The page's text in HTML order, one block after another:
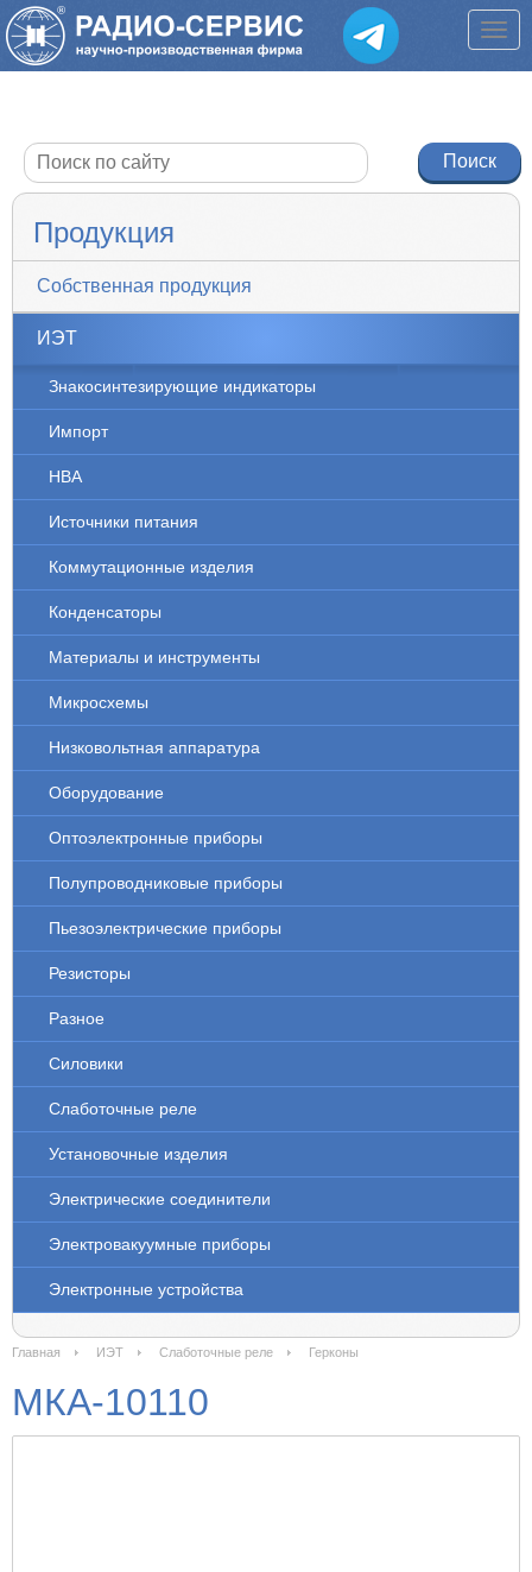
Продукция
Собственная продукция
ИЭТ
Знакосинтезирующие индикаторы
Импорт
НВА
Источники питания
Коммутационные изделия
Конденсаторы
Материалы и инструменты
Микросхемы
Низковольтная аппаратура
Оборудование
Оптоэлектронные приборы
Полупроводниковые приборы
Пьезоэлектрические приборы
Резисторы
Разное
Силовики
Слаботочные реле
Установочные изделия
Электрические соединители
Электровакуумные приборы
Электронные устройства
Главная ИЭТ Слаботочные реле Герконы
МКА-10110